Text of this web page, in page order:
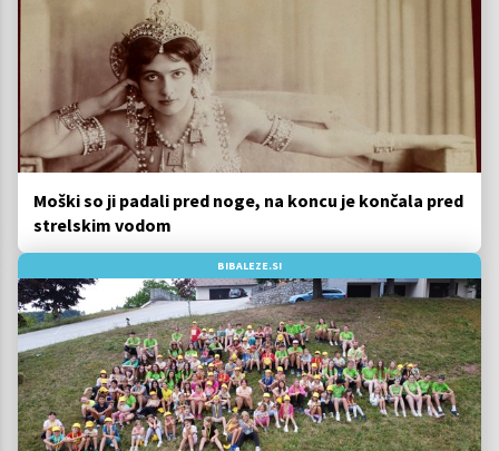
Moški so ji padali pred noge, na koncu je končala pred
strelskim vodom
BIBALEZE.SI